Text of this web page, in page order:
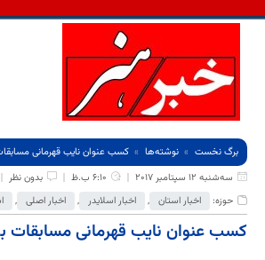
برگ نخست نوشته‌ها
کسب عنوان نایب قهرمانی
سه‌شنبه 12 سپتامبر 2017
6:10 ب.ظ بدون نظر
حوزه:
اخبار استان , اخبار اسلایدر , اخبار اصلی ,
کسب عنوان نایب قهرمانی مسابقات